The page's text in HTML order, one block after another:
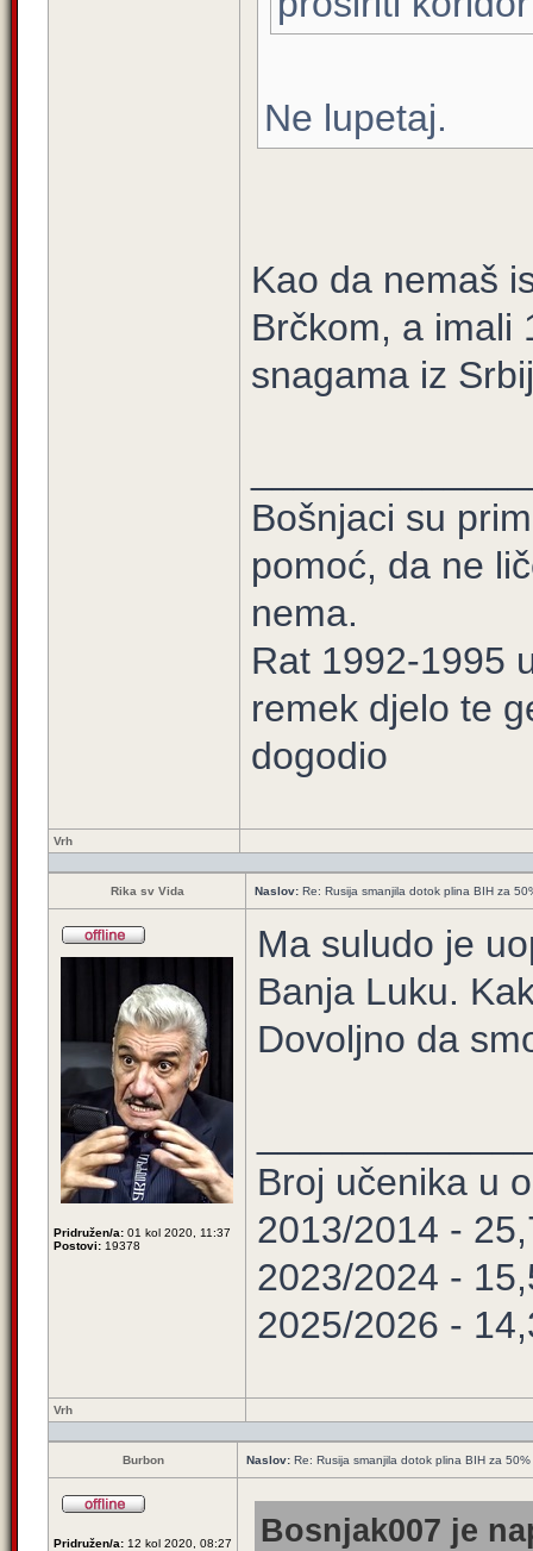
Ne lupetaj.
Kao da nemaš
Brčkom, a imali
snagama iz
Bošnjaci su
pomoć, da ne
nema.
Rat 1992-1995
remek djelo te
dogodio
Vrh
Rika sv Vida Naslov: Re: Rusija smanjila dotok plina BIH za
Pridružen/a: 01 kol 2020, 11:37
Postovi: 19378
Ma suludo je
Banja Luku.
Dovoljno da
Broj učenika u
2013/2014 -
2023/2024 -
2025/2026 -
Vrh
Burbon Naslov: Re: Rusija smanjila dotok plina BIH za 50%
Pridružen/a: 12 kol 2020, 08:27
Bosnjak007 je